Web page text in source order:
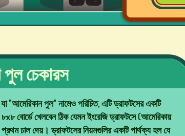
পুল চেকারস
পুল" নামেও পরিচিত, এটি ড্রাফটসের একটি
৮x৮ বোর্ডে খেলবেন ঠিক যেমন ইংরেজি ড্রাফটসে (আমেরিকায়
চাল দেয়। ড্রাফটসের নিয়মগুলির একটি পার্থক্য হল যে